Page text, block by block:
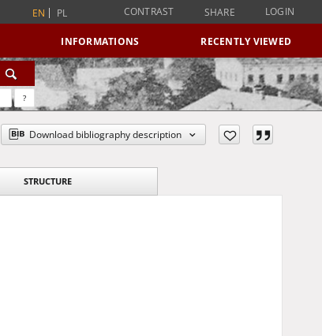
EN PL CONTRAST SHARE LOGIN
INFORMATIONS RECENTLY VIEWED
?
Download bibliography description
STRUCTURE